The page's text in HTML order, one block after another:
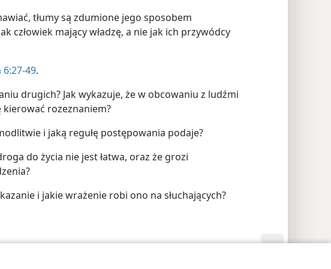
tłumy są zdumione jego sposobem
człowiek mający władzę, a nie jak ich przywódcy
6:27-49.
drugich? Jak wykazuje, że w obcowaniu z ludźmi
rozeznaniem?
i jaką regułę postępowania podaje?
do życia nie jest łatwa, oraz że grozi
i jakie wrażenie robi ono na słuchających?